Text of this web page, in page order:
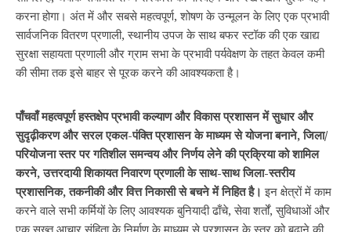
करना होगा। अंत में और सबसे महत्वपूर्ण, शोषण के उन्मूलन के लिए एक प्रभावी
सार्वजनिक वितरण प्रणाली, स्थानीय उपज के साथ बफर स्टॉक की एक खाद्य
सुरक्षा सहायता प्रणाली और ग्राम सभा के प्रभावी पर्यवेक्षण के तहत केवल कमी
की सीमा तक इसे बाहर से पूरक करने की आवश्यकता है।
पाँचवाँ महत्वपूर्ण हस्तक्षेप प्रभावी कल्याण और विकास प्रशासन में सुधार और
सुदृढ़ीकरण और सरल एकल-पंक्ति प्रशासन के माध्यम से योजना बनाने, जिला/
परियोजना स्तर पर गतिशील समन्वय और निर्णय लेने की प्रक्रिया को शामिल
करने, उत्तरदायी शिकायत निवारण प्रणाली के साथ-साथ जिला-स्तरीय
प्रशासनिक, तकनीकी और वित्त निकासी से बचने में निहित है। इन क्षेत्रों में काम
करने वाले सभी कर्मियों के लिए आवश्यक बुनियादी ढाँचे, सेवा शर्तों, सुविधाओं और